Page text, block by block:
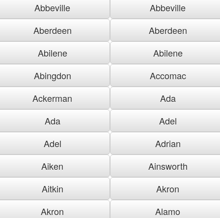
Abbeville
Abbeville
Aberdeen
Aberdeen
Abilene
Abilene
Abingdon
Accomac
Ackerman
Ada
Ada
Adel
Adel
Adrian
Aiken
Ainsworth
Aitkin
Akron
Akron
Alamo